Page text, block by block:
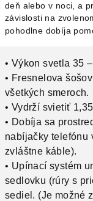
deň alebo v noci, a
závislosti na
pohodlne dobíja
• Výkon svetla 35
• Fresnelova
všetkých smeroch.
• Vydrží svietiť
• Dobíja sa
nabíjačky telefónu
zvláštne káble).
• Upínací systém
sedlovku (rúry s
sediel. (Je možné